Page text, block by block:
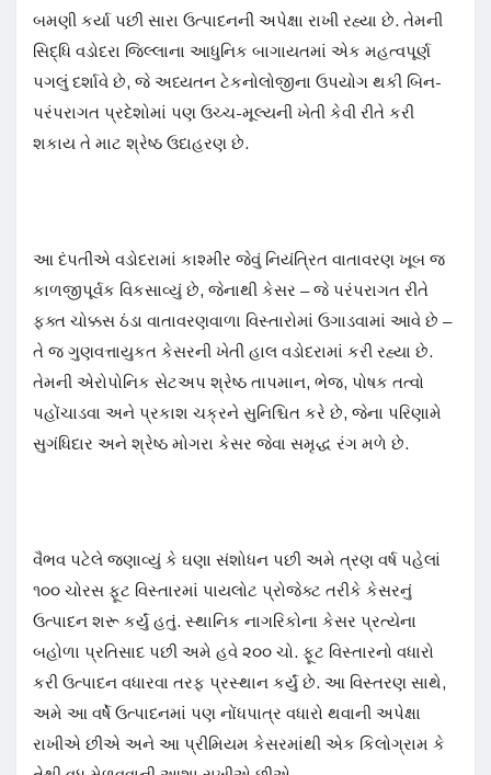
બમણી કર્યા પછી સારા ઉત્પાદનની અપેક્ષા રાખી રહ્યા છે. તેમની
સિદ્ધિ વડોદરા જિલ્લાના આધુનિક બાગાયતમાં એક મહત્વપૂર્ણ
પગલું દર્શાવે છે, જે અધ્યતન ટેકનોલોજીના ઉપયોગ થકી બિન-
પરંપરાગત પ્રદેશોમાં પણ ઉચ્ચ-મૂલ્યની ખેતી કેવી રીતે કરી
શકાય તે માટ શ્રેષ્ઠ ઉદાહરણ છે.
આ દંપતીએ વડોદરામાં કાશ્મીર જેવું નિયંત્રિત વાતાવરણ ખૂબ જ
કાળજીપૂર્વક વિકસાવ્યું છે, જેનાથી કેસર – જે પરંપરાગત રીતે
ફક્ત ચોક્કસ ઠંડા વાતાવરણવાળા વિસ્તારોમાં ઉગાડવામાં આવે છે –
તે જ ગુણવત્તાયુકત કેસરની ખેતી હાલ વડોદરામાં કરી રહ્યા છે.
તેમની એરોપોનિક સેટઅપ શ્રેષ્ઠ તાપમાન, ભેજ, પોષક તત્વો
પહોંચાડવા અને પ્રકાશ ચક્રને સુનિશ્ચિત કરે છે, જેના પરિણામે
સુગંધિદાર અને શ્રેષ્ઠ મોગરા કેસર જેવા સમૃદ્ધ રંગ મળે છે.
વૈભવ પટેલે જણાવ્યું કે ઘણા સંશોધન પછી અમે ત્રણ વર્ષ પહેલાં
૧૦૦ ચોરસ ફૂટ વિસ્તારમાં પાયલોટ પ્રોજેક્ટ તરીકે કેસરનું
ઉત્પાદન શરૂ કર્યું હતું. સ્થાનિક નાગરિકોના કેસર પ્રત્યેના
બહોળા પ્રતિસાદ પછી અમે હવે ૨૦૦ ચો. ફૂટ વિસ્તારનો વધારો
કરી ઉત્પાદન વધારવા તરફ પ્રસ્થાન કર્યું છે. આ વિસ્તરણ સાથે,
અમે આ વર્ષે ઉત્પાદનમાં પણ નોંધપાત્ર વધારો થવાની અપેક્ષા
રાખીએ છીએ અને આ પ્રીમિયમ કેસરમાંથી એક કિલોગ્રામ કે